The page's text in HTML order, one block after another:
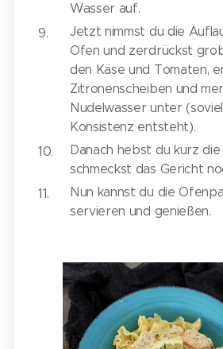
Wasser auf.
Jetzt nimmst du die
Ofen und zerdrückst
den Käse und Tomaten,
Zitronenscheiben und
Nudelwasser unter
Konsistenz entsteht).
Danach hebst du kurz
schmeckst das Gericht
Nun kannst du die
servieren und genießen.